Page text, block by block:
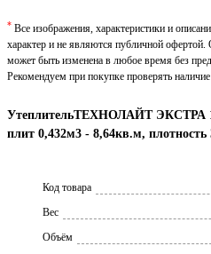
УтеплительТЕХНОЛАЙТ ЭКСТРА
плит 0,432м3 - 8,64кв.м, плотность
Код товара
Вес
Объём
* Все изображения, характеристики и
характер и не являются публичной
может быть изменена в любое время без
Рекомендуем при покупке проверять